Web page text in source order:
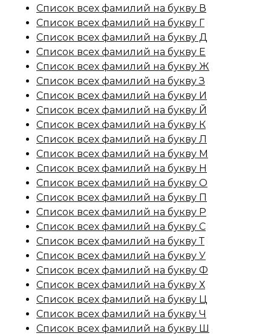
Список всех фамилий на букву В
Список всех фамилий на букву Г
Список всех фамилий на букву Д
Список всех фамилий на букву Е
Список всех фамилий на букву Ж
Список всех фамилий на букву З
Список всех фамилий на букву И
Список всех фамилий на букву Й
Список всех фамилий на букву К
Список всех фамилий на букву Л
Список всех фамилий на букву М
Список всех фамилий на букву Н
Список всех фамилий на букву О
Список всех фамилий на букву П
Список всех фамилий на букву Р
Список всех фамилий на букву С
Список всех фамилий на букву Т
Список всех фамилий на букву У
Список всех фамилий на букву Ф
Список всех фамилий на букву Х
Список всех фамилий на букву Ц
Список всех фамилий на букву Ч
Список всех фамилий на букву Ш